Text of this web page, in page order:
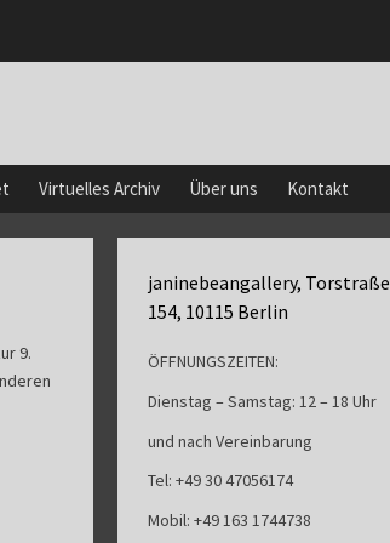
Virtuelles Archiv Über uns Kontakt
9.
janinebeangallery, Torstraße
154, 10115 Berlin
ÖFFNUNGSZEITEN:
Dienstag – Samstag: 12 – 18 Uhr
und nach Vereinbarung
Tel: +49 30 47056174
Mobil: +49 163 1744738